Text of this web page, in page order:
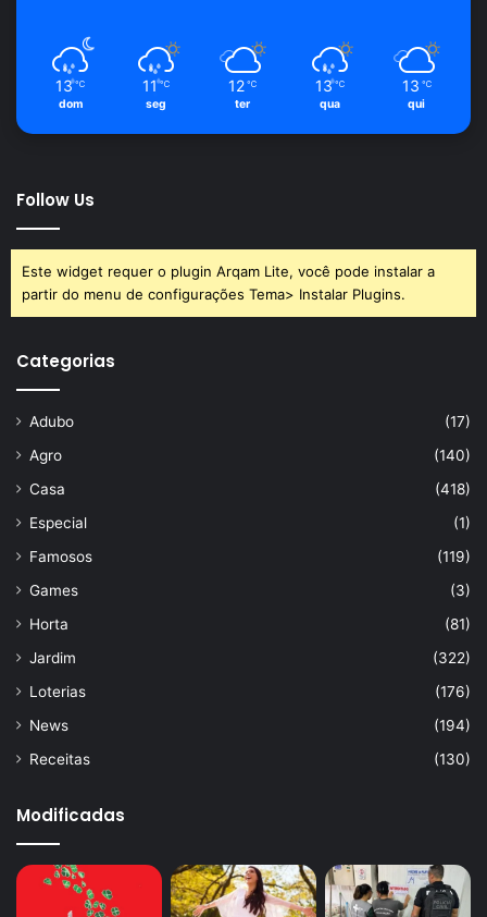
13 ℃
dom
11 ℃
seg
12 ℃
ter
13 ℃
qua
13 ℃
qui
Follow Us
Este widget requer o plugin Arqam Lite, você pode instalar a
partir do menu de configurações Tema> Instalar Plugins.
Categorias
Adubo
(17)
Agro
(140)
Casa
(418)
Especial
(1)
Famosos
(119)
Games
(3)
Horta
(81)
Jardim
(322)
Loterias
(176)
News
(194)
Receitas
(130)
Modificadas